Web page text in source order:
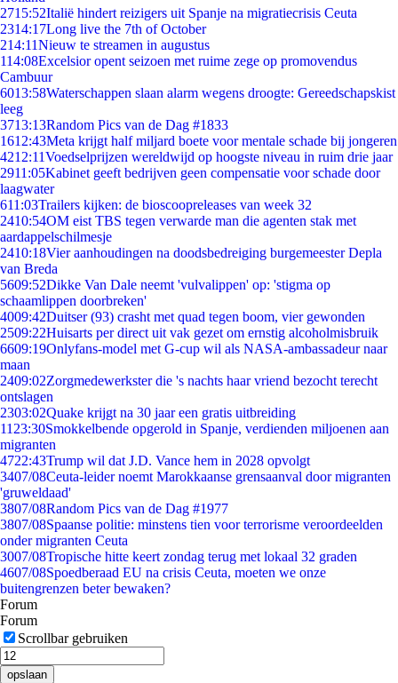
2715:52Italië hindert reizigers uit Spanje na migratiecrisis Ceuta
2314:17Long live the 7th of October
214:11Nieuw te streamen in augustus
114:08Excelsior opent seizoen met ruime zege op promovendus
Cambuur
6013:58Waterschappen slaan alarm wegens droogte: Gereedschapskist
leeg
3713:13Random Pics van de Dag #1833
1612:43Meta krijgt half miljard boete voor mentale schade bij jongeren
4212:11Voedselprijzen wereldwijd op hoogste niveau in ruim drie jaar
2911:05Kabinet geeft bedrijven geen compensatie voor schade door
laagwater
611:03Trailers kijken: de bioscoopreleases van week 32
2410:54OM eist TBS tegen verwarde man die agenten stak met
aardappelschilmesje
2410:18Vier aanhoudingen na doodsbedreiging burgemeester Depla
van Breda
5609:52Dikke Van Dale neemt 'vulvalippen' op: 'stigma op
schaamlippen doorbreken'
4009:42Duitser (93) crasht met quad tegen boom, vier gewonden
2509:22Huisarts per direct uit vak gezet om ernstig alcoholmisbruik
6609:19Onlyfans-model met G-cup wil als NASA-ambassadeur naar
maan
2409:02Zorgmedewerkster die 's nachts haar vriend bezocht terecht
ontslagen
2303:02Quake krijgt na 30 jaar een gratis uitbreiding
11 23:30Smokkelbende opgerold in Spanje, verdienden miljoenen aan
migranten
4722:43Trump wil dat J.D. Vance hem in 2028 opvolgt
3407/08Ceuta-leider noemt Marokkaanse grensaanval door migranten
'gruweldaad'
3807/08Random Pics van de Dag #1977
3807/08Spaanse politie: minstens tien voor terrorisme veroordeelden
onder migranten Ceuta
3007/08Tropische hitte keert zondag terug met lokaal 32 graden
4607/08Spoedberaad EU na crisis Ceuta, moeten we onze
buitengrenzen beter bewaken?
Forum
Forum
Scrollbar gebruiken
opslaan